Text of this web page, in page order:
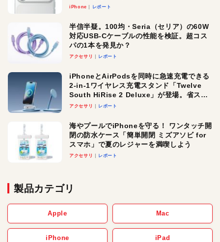
iPhone レポート
半信半疑。100均・Seria（セリア）の60W
対応USB-Cケーブルの性能を検証。超コス
パの1本を発見か？
アクセサリ レポート
iPhoneとAirPodsを同時に急速充電できる
2-in-1ワイヤレス充電スタンド「Twelve
South HiRise 2 Deluxe」が登場。省スペ
ースでおしゃれに充電したい人にオスス
アクセサリ レポート
海やプールでiPhoneを守る！ ワンタッチ開
閉の防水ケース「簡単開閉 ミズアソビ for
スマホ」で夏のレジャーを満喫しよう
アクセサリ レポート
製品カテゴリ
Apple Mac
iPhone iPad